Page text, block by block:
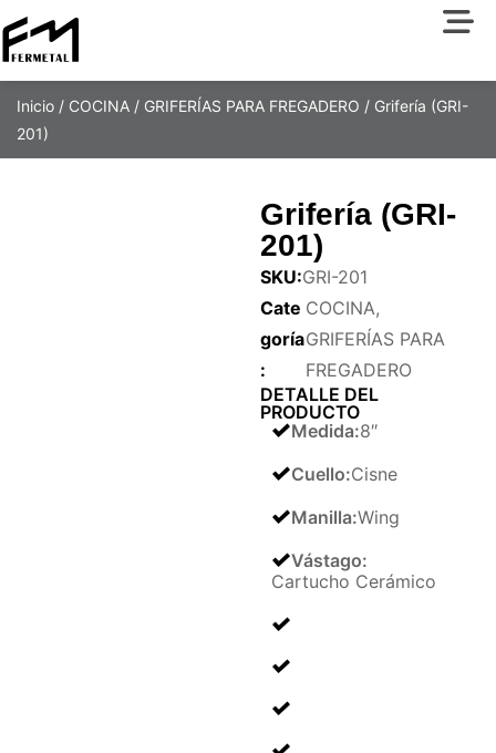
Inicio / COCINA / GRIFERÍAS PARA FREGADERO / Grifería (GRI-
201)
Grifería (GRI-
201)
SKU:GRI-201
Cate
goría
:
COCINA,
GRIFERÍAS PARA
FREGADERO
DETALLE DEL
PRODUCTO
Medida:8″
Cuello:Cisne
Manilla:Wing
Vástago:
Cartucho Cerámico